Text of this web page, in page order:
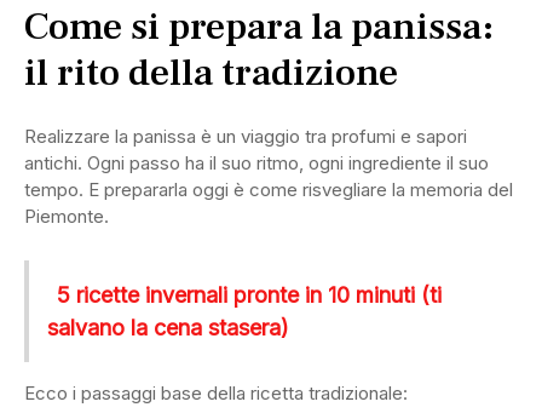
Come si prepara la panissa:
il rito della tradizione
Realizzare la panissa è un viaggio tra profumi e sapori
antichi. Ogni passo ha il suo ritmo, ogni ingrediente il suo
tempo. E prepararla oggi è come risvegliare la memoria del
Piemonte.
5 ricette invernali pronte in 10 minuti (ti
salvano la cena stasera)
Ecco i passaggi base della ricetta tradizionale: